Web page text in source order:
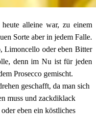
alleine war, zu einem
Sorte aber in jedem Falle.
Limoncello oder eben Bitter
denn im Nu ist für jeden
Prosecco gemischt.
geschafft, da man sich
muss und zackdiklack
eben ein köstliches